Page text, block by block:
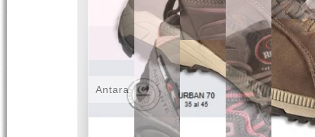
Antara